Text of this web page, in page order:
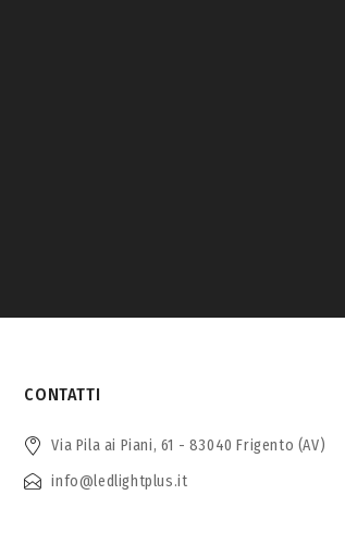
CONTATTI
Via Pila ai Piani, 61 - 83040 Frigento (AV)
info@ledlightplus.it